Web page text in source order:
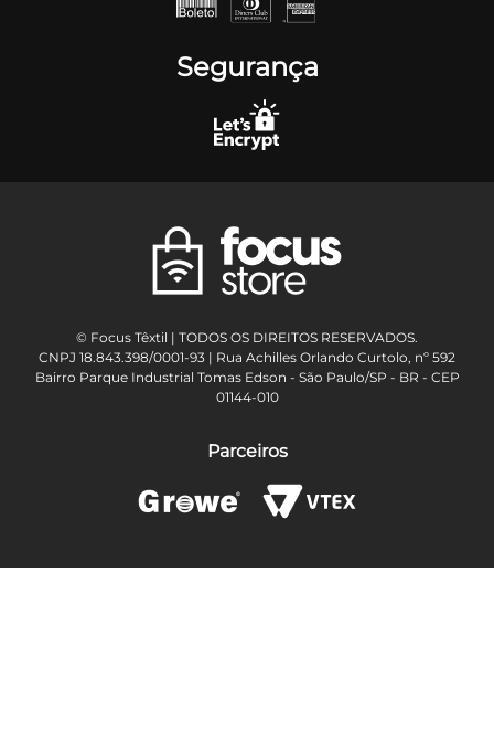
Segurança
© Focus Têxtil | TODOS OS DIREITOS RESERVADOS.
CNPJ 18.843.398/0001-93 | Rua Achilles Orlando Curtolo, nº 592
Bairro Parque Industrial Tomas Edson - São Paulo/SP - BR - CEP
01144-010
Parceiros